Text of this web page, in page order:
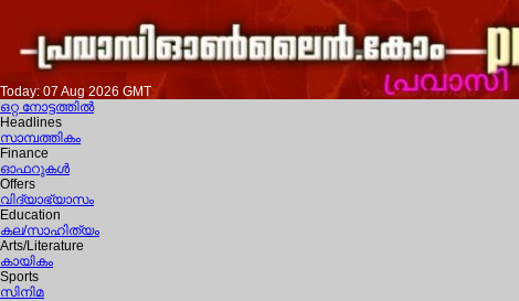
Today: 07 Aug 2026 GMT
ഒറ്റ നോട്ടത്തില്‍
Headlines
സാമ്പത്തികം
Finance
ഓഫറുകള്‍
Offers
വിദ്യാഭ്യാസം
Education
കല/സാഹിത്യം
Arts/Literature
കായികം
Sports
സിനിമ